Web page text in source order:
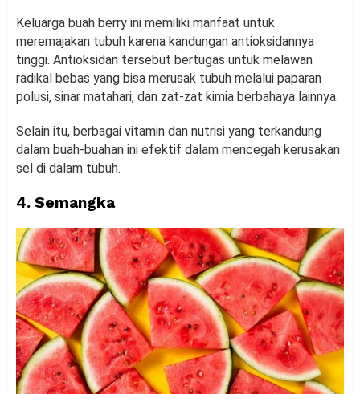
Keluarga buah berry ini memiliki manfaat untuk
meremajakan tubuh karena kandungan antioksidannya
tinggi. Antioksidan tersebut bertugas untuk melawan
radikal bebas yang bisa merusak tubuh melalui paparan
polusi, sinar matahari, dan zat-zat kimia berbahaya lainnya.
Selain itu, berbagai vitamin dan nutrisi yang terkandung
dalam buah-buahan ini efektif dalam mencegah kerusakan
sel di dalam tubuh.
4. Semangka